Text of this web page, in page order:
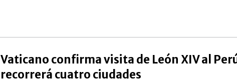
Vaticano confirma visita de León XIV al
recorrerá cuatro ciudades